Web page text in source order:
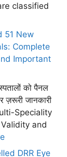
classified
51 New
Complete
Important
को पैनल
ज़रूरी जानकारी
Speciality
and
DRR Eye